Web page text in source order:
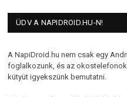
ÜDV A NAPIDROID.HU-N!
A NapiDroid.hu nem csak egy
foglalkozunk, és az
kütyüt igyekszünk bemutatni.